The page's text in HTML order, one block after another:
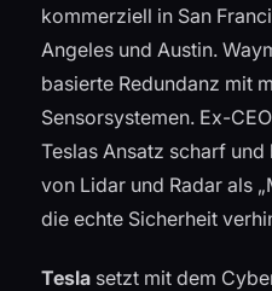
kommerziell in San
Angeles und Austin.
basierte Redundanz mit
Sensorsystemen. Ex-
Teslas Ansatz scharf
von Lidar und Radar als
die echte Sicherheit
Tesla setzt mit dem